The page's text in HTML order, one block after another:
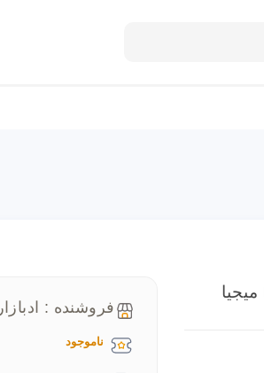
فروشنده : ادبازار
ناموجود